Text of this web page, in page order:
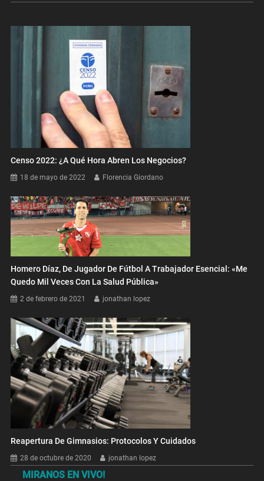
Censo 2022: ¿A Qué Hora Abren Los Negocios?
18 de mayo de 2022 Florencia Giordano
Homero Díaz, De Jugador De Fútbol A Trabajador Esencial: «Me
Quedo Mil Veces Con La Salud Pública»
2 de febrero de 2021 jonathan lopez
Reapertura De Gimnasios: Protocolos Y Cuidados
28 de octubre de 2020 jonathan lopez
MIRANOS EN VIVO!